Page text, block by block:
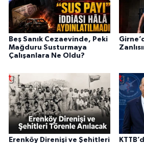
Beş Sanık Cezaevinde, Peki
Mağduru Susturmaya
Çalışanlara Ne Oldu?
Erenköy Direnişi ve Şehitleri